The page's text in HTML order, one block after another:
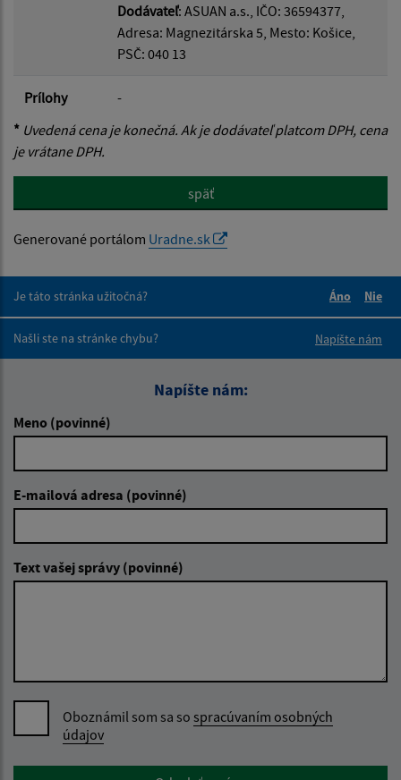
Dodávateľ: ASUAN a.s., IČO: 36594377,
Adresa: Magnezitárska 5, Mesto: Košice,
PSČ: 040 13
Prílohy
-
* Uvedená cena je konečná. Ak je dodávateľ platcom DPH, cena
je vrátane DPH.
späť
Generované portálom Uradne.sk
Je táto stránka užitočná?
Áno
Nie
Našli ste na stránke chybu?
Napíšte nám
Napíšte nám:
Meno (povinné)
E-mailová adresa (povinné)
Text vašej správy (povinné)
Oboznámil som sa so spracúvaním osobných
údajov
Google reCaptcha Response